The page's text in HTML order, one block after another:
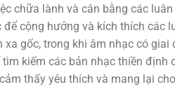
chữa lành và cân bằng các
cộng hưởng và kích thích các
gốc, trong khi âm nhạc có
kiếm các bản nhạc thiền định
thấy yêu thích và mang lại